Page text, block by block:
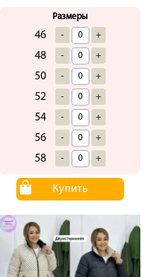
Размеры
46 - +
48 - +
50 - +
52 - +
54 - +
56 - +
58 - +
Купить